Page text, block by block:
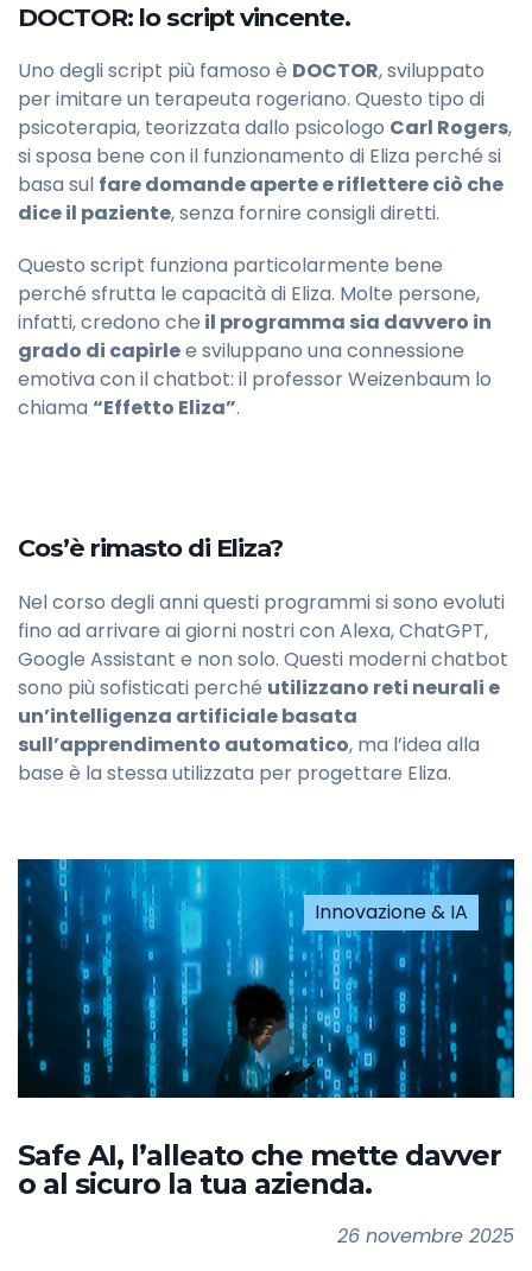
DOCTOR: lo script vincente.
Uno degli script più famoso è DOCTOR, sviluppato
per imitare un terapeuta rogeriano. Questo tipo di
psicoterapia, teorizzata dallo psicologo Carl Rogers,
si sposa bene con il funzionamento di Eliza perché si
basa sul fare domande aperte e riflettere ciò che
dice il paziente, senza fornire consigli diretti.
Questo script funziona particolarmente bene
perché sfrutta le capacità di Eliza. Molte persone,
infatti, credono che il programma sia davvero in
grado di capirlee sviluppano una connessione
emotiva con il chatbot: il professor Weizenbaum lo
chiama “Effetto Eliza”.
Cos’è rimasto di Eliza?
Nel corso degli anni questi programmi si sono evoluti
fino ad arrivare ai giorni nostri con Alexa, ChatGPT,
Google Assistant e non solo. Questi moderni chatbot
sono più sofisticati perché utilizzano reti neurali e
un’intelligenza artificiale basata
sull’apprendimento automatico, ma l’idea alla
base è la stessa utilizzata per progettare Eliza.
Innovazione & IA
Safe AI, l’alleato che mette davver
o al sicuro la tua azienda.
26 novembre 2025